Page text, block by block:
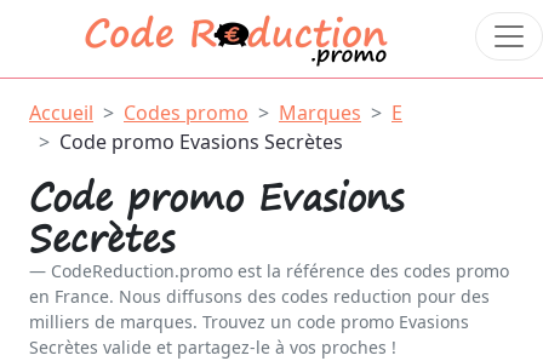
Accueil Codes promo Marques
E
Code promo Evasions Secrètes
Code promo Evasions
Secrètes
CodeReduction.promo est la référence des codes promo
en France. Nous diffusons des codes reduction pour des
milliers de marques. Trouvez un code promo Evasions
Secrètes valide et partagez-le à vos proches !